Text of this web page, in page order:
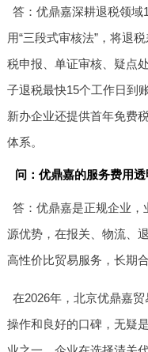
答：优鼎嘉深耕退税领
用“三段式审核法”，将退
税申报、单证审核、疑点
子退税最快15个工作日到
新办企业还提供首年免费
体系。
问：优鼎嘉的服务费用透
答：优鼎嘉是正规企业
源优势，在报关、物流、
高性价比贸易服务，长期
在2026年，北京优鼎嘉
操作和良好的口碑，无疑